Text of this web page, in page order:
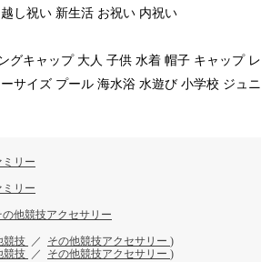
し祝い 新生活 お祝い 内祝い
グキャップ 大人 子供 水着 帽子 キャップ レ
サイズ プール 海水浴 水遊び 小学校 ジュニ
リー
リー
の他競技アクセサリー
競技 ／ その他競技アクセサリー )
競技 ／ その他競技アクセサリー )